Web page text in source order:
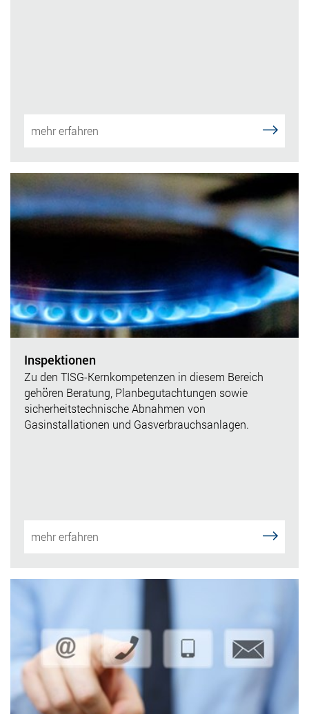
mehr erfahren
Inspektionen
Zu den TISG-Kernkompetenzen in diesem Bereich
gehören Beratung, Planbegutachtungen sowie
sicherheitstechnische Abnahmen von
Gasinstallationen und Gasverbrauchsanlagen.
mehr erfahren